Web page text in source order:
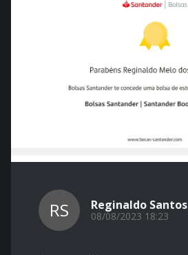
RS Reginaldo Santos
08/08/2023 18:23